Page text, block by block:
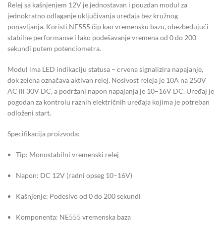
Relej sa kašnjenjem 12V je jednostavan i pouzdan modul za
jednokratno odlaganje uključivanja uređaja bez kružnog
ponavljanja. Koristi NE555 čip kao vremensku bazu, obezbeđujući
stabilne performanse i lako podešavanje vremena od 0 do 200
sekundi putem potenciometra.
Modul ima LED indikaciju statusa – crvena signalizira napajanje,
dok zelena označava aktivan relej. Nosivost releja je 10A na 250V
AC ili 30V DC, a podržani napon napajanja je 10–16V DC. Uređaj je
pogodan za kontrolu raznih električnih uređaja kojima je potreban
odloženi start.
Specifikacija proizvoda:
Tip: Monostabilni vremenski relej
Napon: DC 12V (radni opseg 10–16V)
Kašnjenje: Podesivo od 0 do 200 sekundi
Komponenta: NE555 vremenska baza